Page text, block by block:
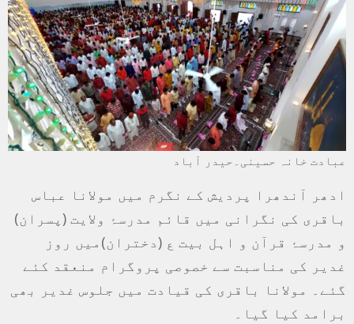
عبادت خانہ حسینی۔حیدر آباد
ادھر آندھرا پردیش کے نگرم میں مولانا عباس
باقری کی نگرانی میں قائم مدرسۂ ولایت (پسران)
و مدرسۂ قرآن و اہل بیت ع (دختران)میں روز
غدیر کی مناسبت سے خصوصی پروگرام منعقد کئے
گئے۔ مولانا باقری کی قیادت میں جلوس غدیر بھی
برامد کیا گیا۔